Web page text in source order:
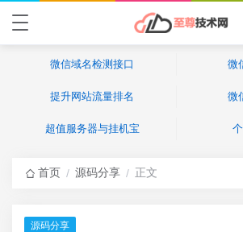
微信域名检测接口 微
提升网站流量排名 微
超值服务器与挂机宝
首页 / 源码分享 / 正文
源码分享